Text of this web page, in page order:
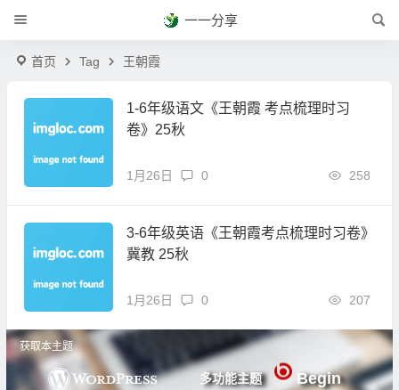
一一分享
首页 Tag 王朝霞
1-6年级语文《王朝霞 考点梳理时习
卷》25秋
1月26日 258
0
3-6年级英语《王朝霞考点梳理时习卷》
冀教 25秋
1月26日 207
0
获取本主题
多功能主题 Begin